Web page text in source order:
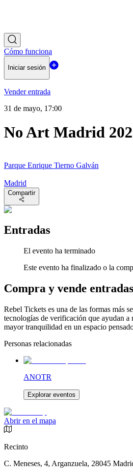
Cómo funciona
Iniciar sesión
Vender entrada
31 de mayo, 17:00
No Art Madrid
Parque Enrique Tierno Galván
Madrid
Compartir
Entradas
El evento ha terminado
Este evento ha finalizado o la
Compra y vende
Rebel Tickets es una de las formas más
tecnologías de verificación que ayudan a
mayor tranquilidad en un espacio
Personas relacionadas
ANOTR
Explorar eventos
Abrir en el mapa
Recinto
C. Meneses, 4, Arganzuela, 28045